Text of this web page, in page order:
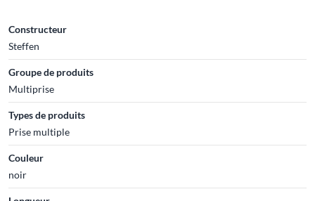
Constructeur
Steffen
Groupe de produits
Multiprise
Types de produits
Prise multiple
Couleur
noir